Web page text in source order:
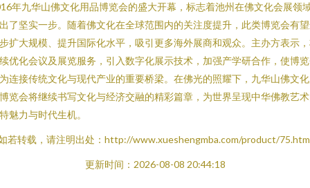
年九华山佛文化用品博览会的盛大开幕，标志着池州在佛文化会展领
了坚实一步。随着佛文化在全球范围内的关注度提升，此类博览会有
扩大规模、提升国际化水平，吸引更多海外展商和观众。主办方表示
优化会议及展览服务，引入数字化展示技术，加强产学研合作，使博
连接传统文化与现代产业的重要桥梁。在佛光的照耀下，九华山佛文
览会将继续书写文化与经济交融的精彩篇章，为世界呈现中华佛教艺
魅力与时代生机。
若转载，请注明出处：http://www.xueshengmba.com/product/
更新时间：2026-08-08 20:44:18